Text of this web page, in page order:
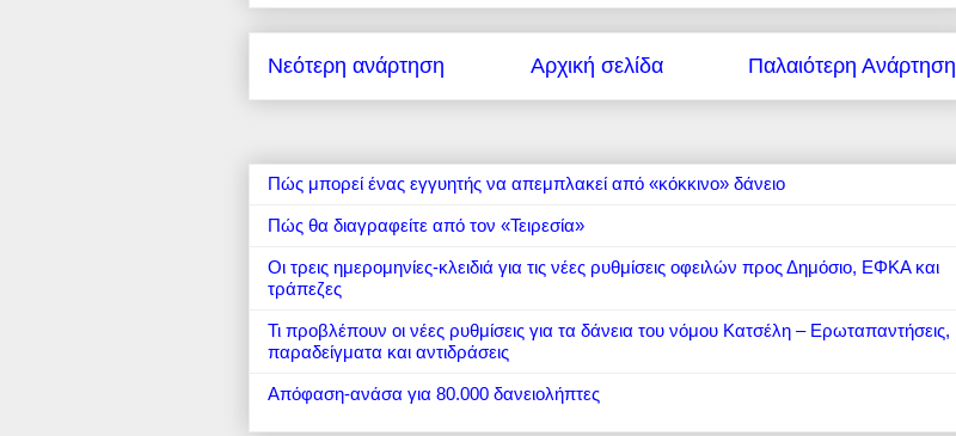
Νεότερη ανάρτηση Παλαιότερη Ανάρτηση
Αρχική σελίδα
Πώς μπορεί ένας εγγυητής να απεμπλακεί από «κόκκινο» δάνειο
Πώς θα διαγραφείτε από τον «Τειρεσία»
Οι τρεις ημερομηνίες-κλειδιά για τις νέες ρυθμίσεις οφειλών προς Δημόσιο, ΕΦΚΑ και
τράπεζες
Τι προβλέπουν οι νέες ρυθμίσεις για τα δάνεια του νόμου Κατσέλη – Ερωταπαντήσεις,
παραδείγματα και αντιδράσεις
Απόφαση-ανάσα για 80.000 δανειολήπτες